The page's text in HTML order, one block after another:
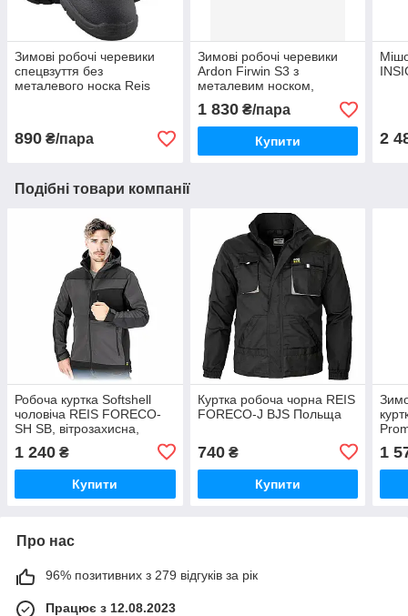
Зимові робочі черевики
спецвзуття без
металевого носка Reis
890 ₴/пара
Зимові робочі черевики
Ardon Firwin S3 з
металевим носком,
1 830₴/пара
Купити 2
Подібні товари компанії
Робоча куртка Softshell
чоловіча REIS FORECO-
SH SB, вітрозахисна,
1 240 ₴
Купити
Куртка робоча чорна REIS
FORECO-J BJS Польща
740₴
Купити
1
Про нас
96% позитивних з 279 відгуків за рік
Працює з 12.08.2023